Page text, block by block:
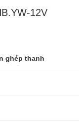
12V
ghép thanh